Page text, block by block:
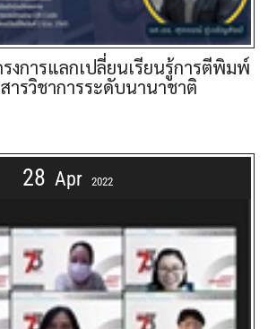
งการแลกเปลี่ยนเรียนรู้การตีพิมพ์
ารวิชาการระดับนานาชาติ
28 Apr 2022